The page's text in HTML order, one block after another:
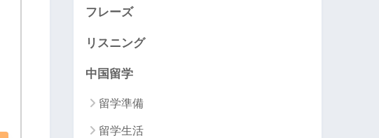
フレーズ
リスニング
中国留学
留学準備
留学生活